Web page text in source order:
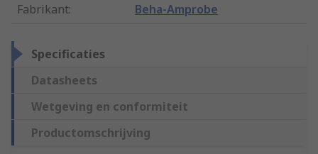
Fabrikant: Beha-Amprobe
Specificaties
Datasheets
Wetgeving en conformiteit
Productomschrijving